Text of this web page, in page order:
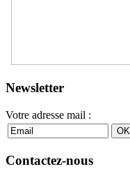
Newsletter
Votre adresse mail :
Contactez-nous